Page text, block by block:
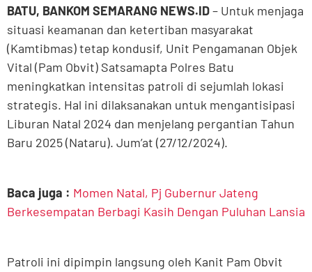
BATU, BANKOM SEMARANG NEWS.ID– Untuk menjaga
situasi keamanan dan ketertiban masyarakat
(Kamtibmas) tetap kondusif, Unit Pengamanan Objek
Vital (Pam Obvit) Satsamapta Polres Batu
meningkatkan intensitas patroli di sejumlah lokasi
strategis. Hal ini dilaksanakan untuk mengantisipasi
Liburan Natal 2024 dan menjelang pergantian Tahun
Baru 2025 (Nataru). Jum’at (27/12/2024).
Baca juga : Momen Natal, Pj Gubernur Jateng
Berkesempatan Berbagi Kasih Dengan Puluhan Lansia
Patroli ini dipimpin langsung oleh Kanit Pam Obvit